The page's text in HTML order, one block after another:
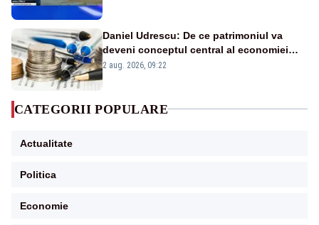
Daniel Udrescu: De ce patrimoniul va
deveni conceptul central al economiei
viitoare?
2 aug. 2026, 09:22
CATEGORII POPULARE
Actualitate
Politica
Economie